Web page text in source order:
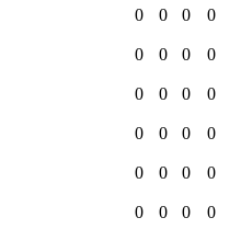
0 0 0 0
0 0 0 0
0 0 0 0
0 0 0 0
0 0 0 0
0 0 0 0